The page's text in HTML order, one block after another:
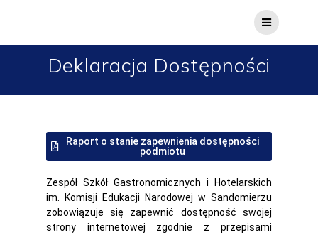
Deklaracja Dostępności
Raport o stanie zapewnienia dostępności
podmiotu
Zespół Szkół Gastronomicznych i Hotelarskich
im. Komisji Edukacji Narodowej w Sandomierzu
zobowiązuje się zapewnić dostępność swojej
strony internetowej zgodnie z przepisami